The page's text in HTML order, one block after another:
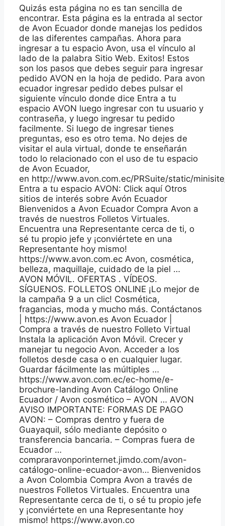
Quizás esta página no es tan sencilla de
encontrar. Esta página es la entrada al sector
de Avon Ecuador donde manejas los pedidos
de las diferentes campañas. Ahora para
ingresar a tu espacio Avon, usa el vínculo al
lado de la palabra Sitio Web. Exitos! Estos
son los pasos que debes seguir para ingresar
pedido AVON en la hoja de pedido. Para avon
ecuador ingresar pedido debes pulsar el
siguiente vínculo donde dice Entra a tu
espacio AVON luego ingresar con tu usuario y
contraseña, y luego ingresar tu pedido
facilmente. Si luego de ingresar tienes
preguntas, eso es otro tema. No dejes de
visitar el aula virtual, donde te enseñarán
todo lo relacionado con el uso de tu espacio
de Avon Ecuador,
en http://www.avon.com.ec/PRSuite/static/
Entra a tu espacio AVON: Click aquí Otros
sitios de interés sobre Avón Ecuador
Bienvenidos a Avon Ecuador Compra Avon a
través de nuestros Folletos Virtuales.
Encuentra una Representante cerca de ti, o
sé tu propio jefe y ¡conviértete en una
Representante hoy mismo!
https://www.avon.com.ec Avon, cosmética,
belleza, maquillaje, cuidado de la piel …
AVON MÓVIL. OFERTAS . VÍDEOS.
SÍGUENOS. FOLLETOS ONLINE ¡Lo mejor de
la campaña 9 a un clic! Cosmética,
fragancias, moda y mucho más. Contáctanos
| https://www.avon.es Avon Ecuador |
Compra a través de nuestro Folleto Virtual
Instala la aplicación Avon Móvil. Crecer y
manejar tu negocio Avon. Acceder a los
folletos desde casa o en cualquier lugar.
Guardar fácilmente las múltiples …
https://www.avon.com.ec/ec-home/e-
brochure-landing Avon Catálogo Online
Ecuador / Avon cosmético – AVON … AVON
AVISO IMPORTANTE: FORMAS DE PAGO
AVON: – Compras dentro y fuera de
Guayaquil, sólo mediante depósito o
transferencia bancaria. – Compras fuera de
Ecuador …
compraravonporinternet.jimdo.com/avon-
catálogo-online-ecuador-avon… Bienvenidos
a Avon Colombia Compra Avon a través de
nuestros Folletos Virtuales. Encuentra una
Representante cerca de ti, o sé tu propio jefe
y ¡conviértete en una Representante hoy
mismo! https://www.avon.co